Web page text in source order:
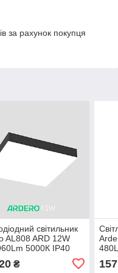
за рахунок покупця
світильник
AL808 ARD 12W
5000К IP40
накладний
чорний
₴